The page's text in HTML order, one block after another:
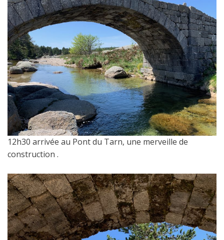
12h30 arrivée au Pont du Tarn, une merveille de
construction .